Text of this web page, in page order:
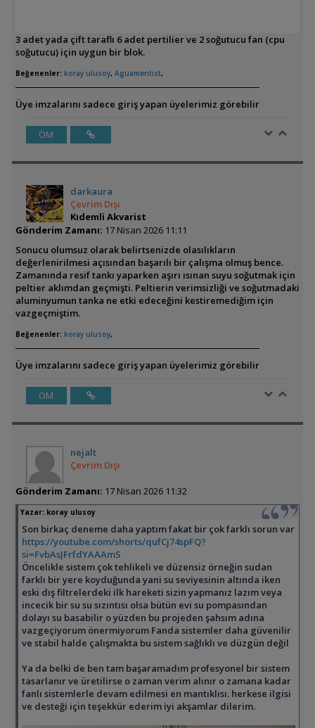
3 adet yada çift taraflı 6 adet pertilier ve 2 soğutucu fan (cpu
soğutucu) için uygun bir blok.
Beğenenler: koray ulusoy, Aguamentist,
Üye imzalarını sadece giriş yapan üyelerimiz görebilir
ÖM
darkaura
Çevrim Dışı
Kıdemli Akvarist
Gönderim Zamanı: 17 Nisan 2026 11:11
Sonucu olumsuz olarak belirtsenizde olasılıkların
değerlenirilmesi açısından başarılı bir çalışma olmuş bence.
Zamanında resif tankı yaparken aşırı ısınan suyu soğutmak için
peltier aklımdan geçmişti. Peltierin verimsizliği ve soğutmadaki
aluminyumun tanka ne etki edeceğini kestiremediğim için
vazgeçmiştim.
Beğenenler: koray ulusoy,
Üye imzalarını sadece giriş yapan üyelerimiz görebilir
ÖM
nejalt
Çevrim Dışı
Gönderim Zamanı: 17 Nisan 2026 11:32
Yazar: koray ulusoy
Son birkaç deneme daha yaptım fakat bir çok farklı sorun var
https://youtube.com/shorts/qufCj74spFQ?
si=FvbAsJFrfdYAAAmS
Öncelikle sistem çok tehlikeli ve düzensiz örneğin sudan
farklı bir yere koyduğunda yani su seviyesinin altında iken
eski dış filtrelerdeki ilk hareketi sizin yapmanız lazım veya
incecik bir su su sızıntısı olsa bütün evi su pompasından
dolayı su basabilir o yüzden bu projeden şahsım adına
vazgeçiyorum önermiyorum Fanda sistemler daha güvenilir
ve stabil halde çalışmakta bu sistem sağlıklı ve düzgün değil
Ya da belki de ben tam başaramadım profesyonel bir sistem
tasarlanır ve üretilirse o zaman verim alınır o zamana kadar
fanlı sistemlerle devam edilmesi en mantıklısı. herkese ilgisi
ve desteği için teşekkür ederim iyi akşamlar dilerim.